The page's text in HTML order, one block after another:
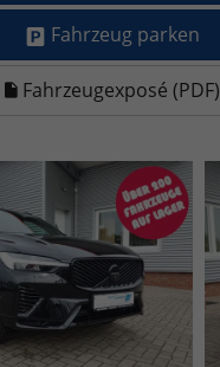
Fahrzeug parken
Fahrzeugexposé (PDF)